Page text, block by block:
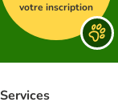
votre inscription
Services